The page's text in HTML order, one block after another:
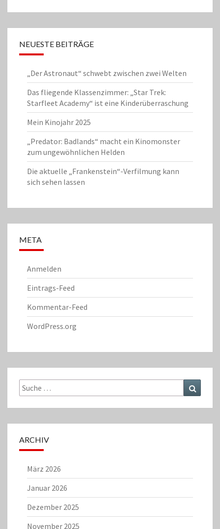
NEUESTE BEITRÄGE
„Der Astronaut“ schwebt zwischen zwei Welten
Das fliegende Klassenzimmer: „Star Trek:
Starfleet Academy“ ist eine Kinderüberraschung
Mein Kinojahr 2025
„Predator: Badlands“ macht ein Kinomonster
zum ungewöhnlichen Helden
Die aktuelle „Frankenstein“-Verfilmung kann
sich sehen lassen
META
Anmelden
Eintrags-Feed
Kommentar-Feed
WordPress.org
Suche
nach:
ARCHIV
März 2026
Januar 2026
Dezember 2025
November 2025